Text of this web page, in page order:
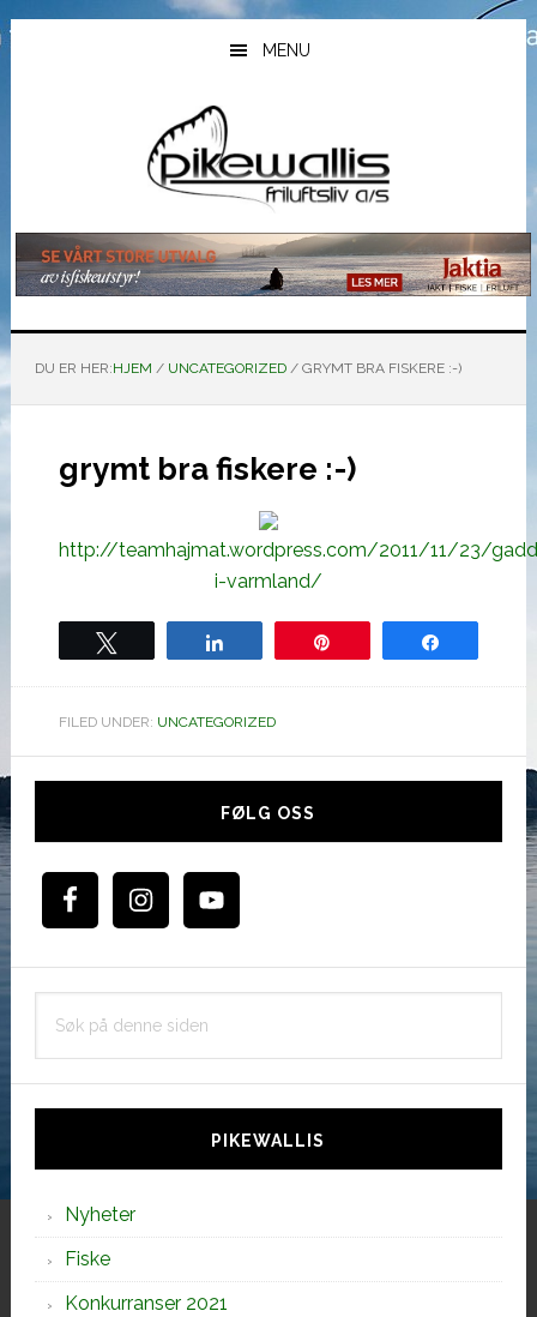
Hopp
til
Hopp
til
Hopp
til
MENU
DU ER HER:HJEM / UNCATEGORIZED /GRYMT BRA FISKERE :-)
grymt bra fiskere :-)
http://teamhajmat.wordpress.com/2011/11/23/
i-varmland/
FILED UNDER: UNCATEGORIZED
Hoved
sidebar
FØLG OSS
PIKEWALLIS
Nyheter
Fiske
Konkurranser 2021